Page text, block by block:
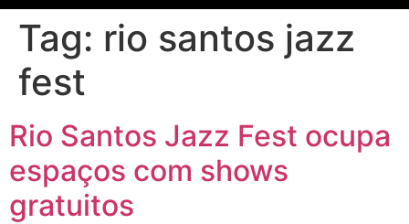
Tag: rio santos jazz
fest
Rio Santos Jazz Fest ocupa
espaços com shows
gratuitos